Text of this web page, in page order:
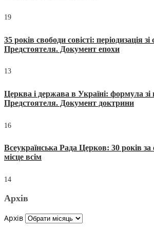
19
35 років свободи совісті: періодизація зі
Предстоятеля. Документ епохи
13
Церква і держава в Україні: формула зі
Предстоятеля. Документ доктрини
16
Всеукраїнська Рада Церков: 30 років
місце всім
14
Архів
Архів